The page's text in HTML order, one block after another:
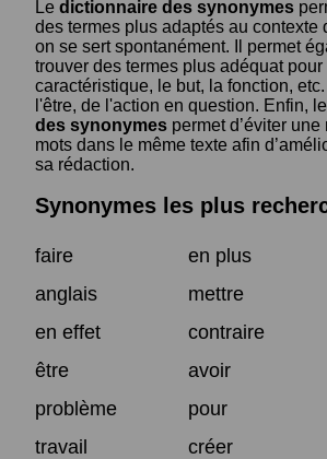
Le dictionnaire des synonymes
des termes plus adaptés au contexte
on se sert spontanément. Il permet
trouver des termes plus adéquat
caractéristique, le but, la fonction,
l'être, de l'action en question. Enfin, le
des synonymes permet d’éviter
mots dans le même texte afin
sa rédaction.
Synonymes les plus
faire
en plus
anglais
mettre
en effet
contraire
être
avoir
problème
pour
travail
créer